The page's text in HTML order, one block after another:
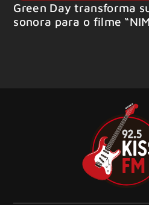
Green Day transforma
sonora para o filme